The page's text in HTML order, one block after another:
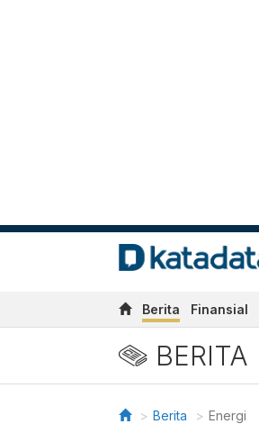
Berita Finansial
BERITA
Berita Energi